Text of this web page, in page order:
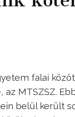
falai
MTSZSZ.
belül került